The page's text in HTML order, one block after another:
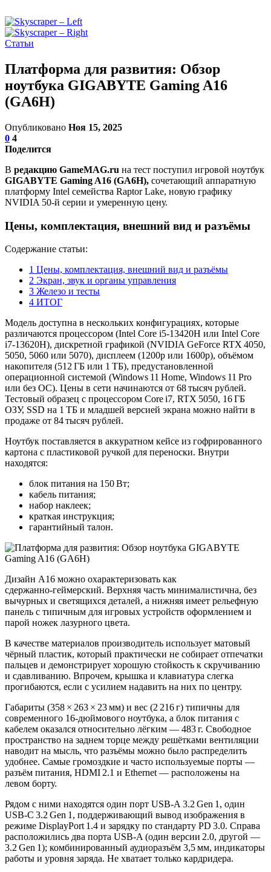
Статьи
Платформа для развития: Обзор
ноутбука GIGABYTE Gaming A16
(GA6H)
Опубликовано Ноя 15, 2025
0 4
Поделится
В редакцию GameMAG.ru на тест поступил игровой ноутбук
GIGABYTE Gaming A16 (GA6H), сочетающий аппаратную
платформу Intel семейства Raptor Lake, новую графику
NVIDIA 50‑й серии и умеренную цену.
Цены, комплектация, внешний вид и разъёмы
Содержание статьи:
1 Цены, комплектация, внешний вид и разъёмы
2 Экран, звук и органы управления
3 Железо и тесты
4 ИТОГ
Модель доступна в нескольких конфигурациях, которые
различаются процессором (Intel Core i5‑13420H или Intel Core
i7‑13620H), дискретной графикой (NVIDIA GeForce RTX 4050,
5050, 5060 или 5070), дисплеем (1200p или 1600p), объёмом
накопителя (512 ГБ или 1 ТБ), предустановленной
операционной системой (Windows 11 Home, Windows 11 Pro
или без ОС). Цены в сети начинаются от 68 тысяч рублей.
Тестовый образец с процессором Core i7, RTX 5050, 16 ГБ
ОЗУ, SSD на 1 ТБ и младшей версией экрана можно найти в
продаже от 84 тысяч рублей.
Ноутбук поставляется в аккуратном кейсе из гофрированного
картона с пластиковой ручкой для переноски. Внутри
находятся:
блок питания на 150 Вт;
кабель питания;
набор наклеек;
краткая инструкция;
гарантийный талон.
Дизайн A16 можно охарактеризовать как
сдержанно‑геймерский. Верхняя часть минималистична, без
вычурных и светящихся деталей, а нижняя имеет рельефную
панель с типичным для игровых устройств оформлением и
парой ножек лазурного цвета.
В качестве материалов производитель использует матовый
чёрный пластик, который практически не собирает отпечатки
пальцев и демонстрирует хорошую стойкость к скручиванию
и сдавливанию. Впрочем, крышка и клавиатура слегка
прогибаются, если с усилием надавить на них по центру.
Габариты (358 × 263 × 23 мм) и вес (2 216 г) типичны для
современного 16‑дюймового ноутбука, а блок питания с
кабелем оказался относительно лёгким — 483 г. Свободное
пространство на заднем торце между решётками вентиляции
наводит на мысль, что разъёмы можно было распределить
удобнее. Самые громоздкие и часто используемые порты —
разъём питания, HDMI 2.1 и Ethernet — расположены на
левом борту.
Рядом с ними находятся один порт USB‑A 3.2 Gen 1, один
USB‑C 3.2 Gen 1, поддерживающий вывод изображения в
режиме DisplayPort 1.4 и зарядку по стандарту PD 3.0. Справа
расположились два порта USB‑A (один версии 2.0, другой —
3.2 Gen 1); комбинированный аудиоразъём 3,5 мм, индикаторы
работы и уровня заряда. Не хватает только кардридера.